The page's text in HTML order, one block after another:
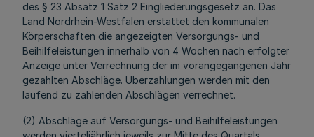
des § 23 Absatz 1 Satz 2 Eingliederungsgesetz an. Das
Land Nordrhein-Westfalen erstattet den kommunalen
Körperschaften die angezeigten Versorgungs- und
Beihilfeleistungen innerhalb von 4 Wochen nach erfolgter
Anzeige unter Verrechnung der im vorangegangenen Jahr
gezahlten Abschläge. Überzahlungen werden mit den
laufend zu zahlenden Abschlägen verrechnet.
(2) Abschläge auf Versorgungs- und Beihilfeleistungen